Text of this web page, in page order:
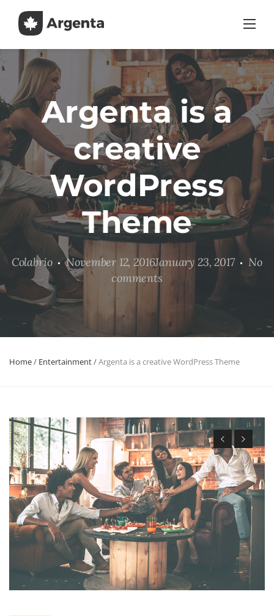
content
Argenta is a
creative
WordPress
Theme
Colabrio November 12, 2016January 23, 2017
No
comments
Home/ Entertainment/Argenta is a creative WordPress Theme